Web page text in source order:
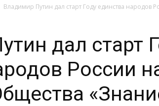
Владимир Путин дал старт Году единства
дал старт
России